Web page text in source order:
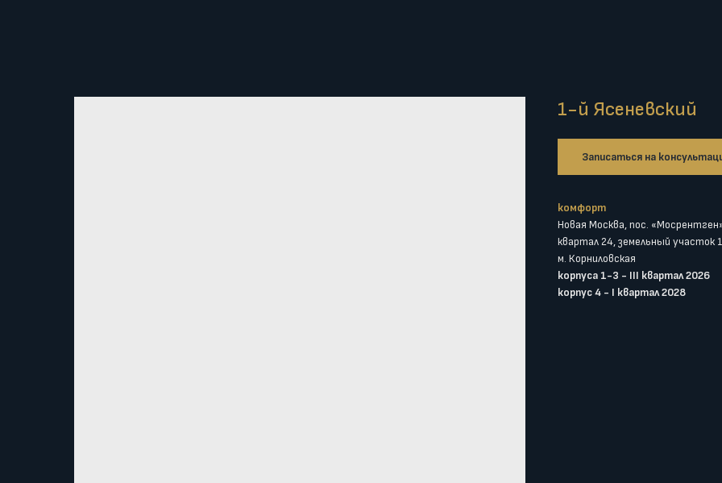
1-й Ясеневский
Записаться на
комфорт
Новая Москва, пос.
квартал 24, земельный участок
м. Корниловская
корпуса 1-3 - III квартал 2026
корпус 4 - I квартал 2028